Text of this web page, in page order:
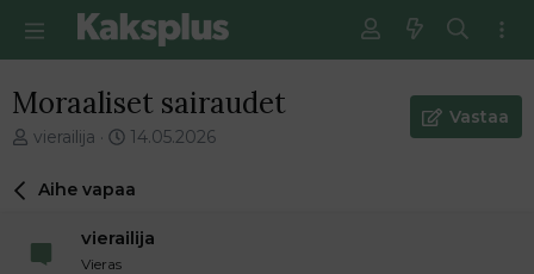
Moraaliset sairaudet
V
e
i
vierailija
E
s
m
m
14.05.2026
Vastaa
Aihe vapaa
vierailija
Vieras